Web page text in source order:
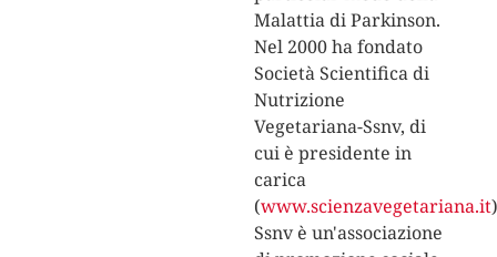
Malattia di Parkinson.
Nel 2000 ha fondato
Società Scientifica di
Nutrizione
Vegetariana-Ssnv, di
cui è presidente in
carica
(www.scienzavegetariana.it
Ssnv è un'associazione